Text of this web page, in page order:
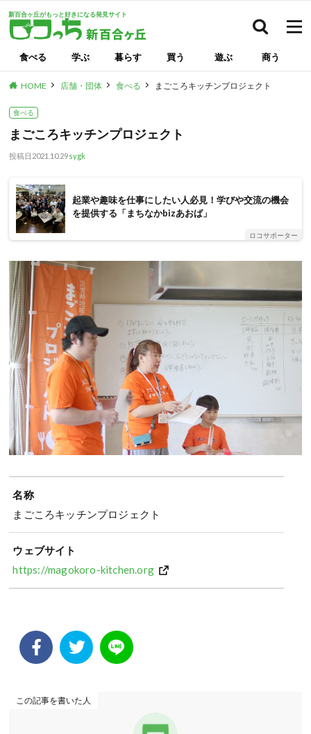
新百合ヶ丘がもっと好きになる発見サイト
食べる 学ぶ 暮らす 買う 遊ぶ 商う
HOME 店舗・団体 食べる まごころキッチンプロジェクト
食べる
まごころキッチンプロジェクト
投稿日 2021.10.29sygk
起業や趣味を仕事にしたい人必見！学びや交流の機会
を提供する「まちなかbizあおば」
ロコサポーター
名称
まごころキッチンプロジェクト
ウェブサイト
https://magokoro-kitchen.org
この記事を書いた人